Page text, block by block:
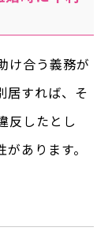
け合う義務が
居すれば、そ
反したとし
あります。